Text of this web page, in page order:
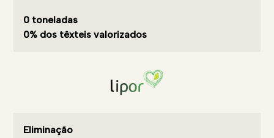
0 toneladas
0% dos têxteis valorizados
Eliminação